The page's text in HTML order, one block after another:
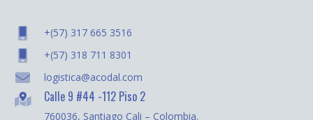
+(57) 317 665 3516
+(57) 318 711 8301
logistica@acodal.com
Calle 9 #44 -112 Piso 2
760036, Santiago Cali – Colombia.